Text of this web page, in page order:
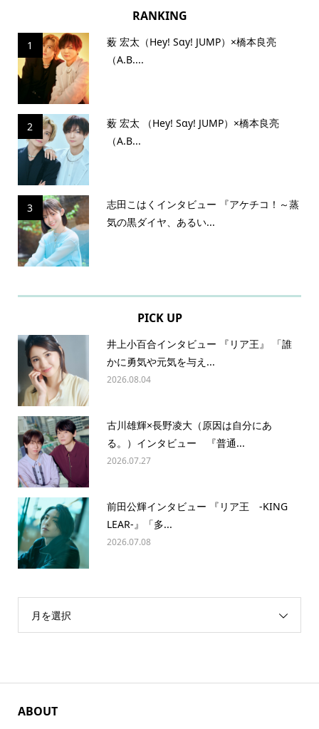
RANKING
1
薮 宏太（Hey! Sɑy! JUMP）×橋本良亮
（A.B....
2
薮 宏太 （Hey! Sɑy! JUMP）×橋本良亮
（A.B...
3
志田こはくインタビュー 『アケチコ！～蒸
気の黒ダイヤ、あるい...
PICK UP
井上小百合インタビュー 『リア王』 「誰
かに勇気や元気を与え...
2026.08.04
古川雄輝×長野凌大（原因は自分にあ
る。）インタビュー 『普通...
2026.07.27
前田公輝インタビュー 『リア王 -KING
LEAR-』「多...
2026.07.08
月を選択
ABOUT